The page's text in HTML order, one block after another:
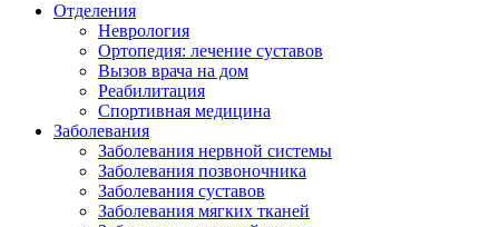
Отделения
Неврология
Ортопедия: лечение суставов
Вызов врача на дом
Реабилитация
Спортивная медицина
Заболевания
Заболевания нервной системы
Заболевания позвоночника
Заболевания суставов
Заболевания мягких тканей